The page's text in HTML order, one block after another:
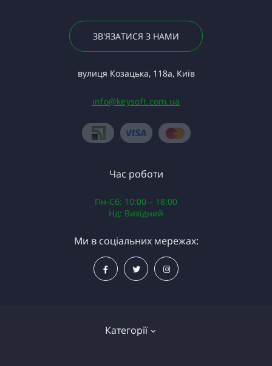
ЗВ'ЯЗАТИСЯ З НАМИ
вулиця Козацька, 118а, Київ
info@keysoft.com.ua
Категорії
Час роботи
Пн-Сб: 10:00 – 18:00
Нд: Вихідний
Ми в соціальних мережах: